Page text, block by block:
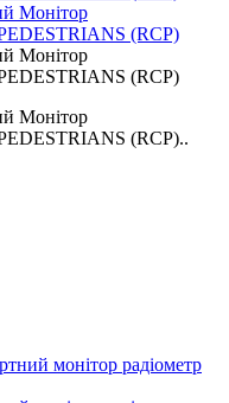
Монітор
(RCP)
Монітор
(RCP)
Монітор
(RCP)..